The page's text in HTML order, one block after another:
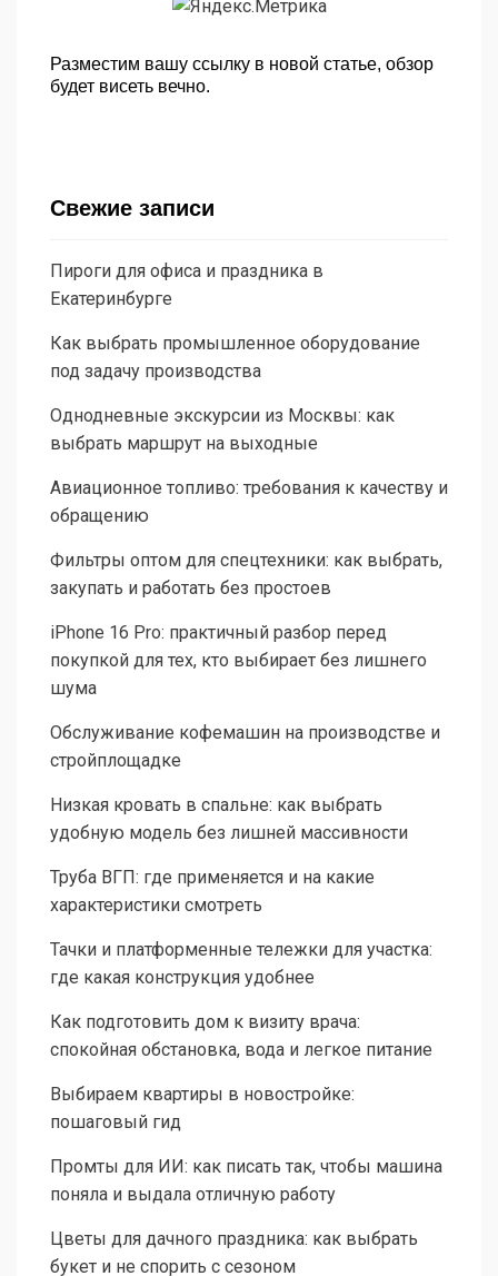
Разместим вашу ссылку в новой статье, обзор
будет висеть вечно.
Свежие записи
Пироги для офиса и праздника в
Екатеринбурге
Как выбрать промышленное оборудование
под задачу производства
Однодневные экскурсии из Москвы: как
выбрать маршрут на выходные
Авиационное топливо: требования к качеству и
обращению
Фильтры оптом для спецтехники: как выбрать,
закупать и работать без простоев
iPhone 16 Pro: практичный разбор перед
покупкой для тех, кто выбирает без лишнего
шума
Обслуживание кофемашин на производстве и
стройплощадке
Низкая кровать в спальне: как выбрать
удобную модель без лишней массивности
Труба ВГП: где применяется и на какие
характеристики смотреть
Тачки и платформенные тележки для участка:
где какая конструкция удобнее
Как подготовить дом к визиту врача:
спокойная обстановка, вода и легкое питание
Выбираем квартиры в новостройке:
пошаговый гид
Промты для ИИ: как писать так, чтобы машина
поняла и выдала отличную работу
Цветы для дачного праздника: как выбрать
букет и не спорить с сезоном